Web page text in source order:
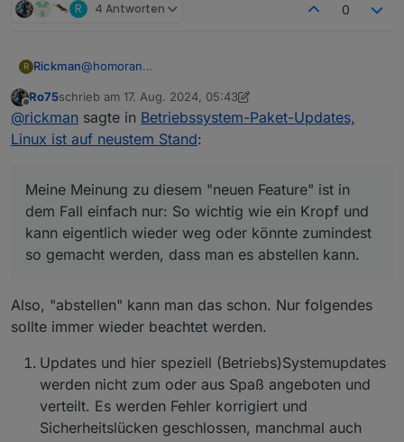
R 4 Antworten 0
R Rickman@homoran
ein Betriebssystemupdate da ist. Das gab es so
vorher nicht - da kam der Punkt nur, wenn was
wirklich wichtiges passiert ist, worum man sich
@Thomas-Braun
Danke für den Hinweis, das weiß ich ebenfalls. Nur
mache ich das gerne ohne ständig beim öffnen vom
Sorry, hilfreich waren beide Antworten jetzt nicht!
gereicht.
Fall einfach nur: So wichtig wie ein Kropf und kann
eigentlich wieder weg oder könnte zumindest so
gemacht werden, dass man es abstellen kann.
Offline
Ro75schrieb am 17. Aug. 2024, 05:43
zuletzt editiert von Ro75
@rickman sagte in Betriebssystem-Paket-Updates,
Linux ist auf neustem Stand:
Meine Meinung zu diesem "neuen Feature" ist in
dem Fall einfach nur: So wichtig wie ein Kropf und
kann eigentlich wieder weg oder könnte zumindest
so gemacht werden, dass man es abstellen kann.
Also, "abstellen" kann man das schon. Nur folgendes
sollte immer wieder beachtet werden.
Updates und hier speziell (Betriebs)Systemupdates
werden nicht zum oder aus Spaß angeboten und
verteilt. Es werden Fehler korrigiert und
Sicherheitslücken geschlossen, manchmal auch